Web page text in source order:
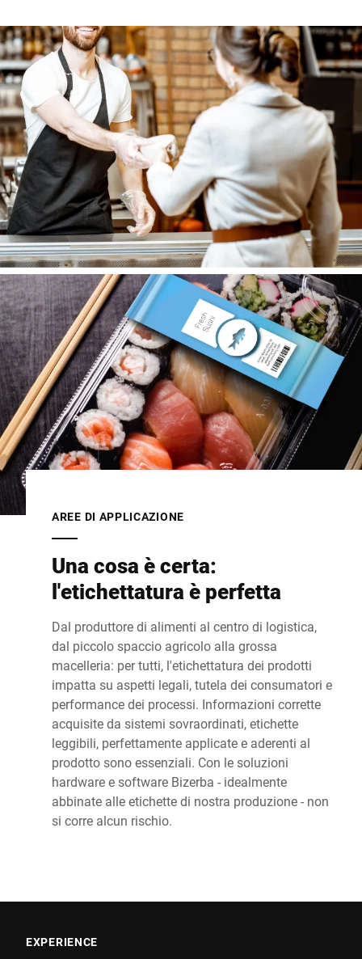
AREE DI APPLICAZIONE
Una cosa è certa:
l'etichettatura è perfetta
Dal produttore di alimenti al centro di logistica,
dal piccolo spaccio agricolo alla grossa
macelleria: per tutti, l'etichettatura dei prodotti
impatta su aspetti legali, tutela dei consumatori e
performance dei processi. Informazioni corrette
acquisite da sistemi sovraordinati, etichette
leggibili, perfettamente applicate e aderenti al
prodotto sono essenziali. Con le soluzioni
hardware e software Bizerba - idealmente
abbinate alle etichette di nostra produzione - non
si corre alcun rischio.
EXPERIENCE